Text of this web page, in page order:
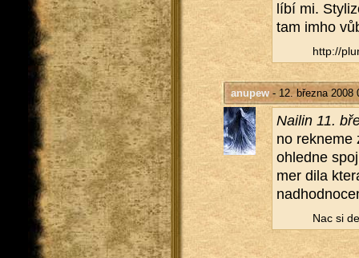
lí­bí mi.
tam imho
http://​
anupew- 12. března 2008
Nai­lin 11.
no rek­ne­me
ohled­ne
mer dila
Nac si